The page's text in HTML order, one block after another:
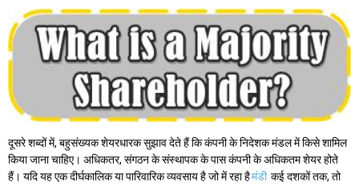
दूसरे शब्दों में, बहुसंख्यक शेयरधारक सुझाव देते हैं कि कंपनी के निदेशक मंडल में किसे शामिल
किया जाना चाहिए। अधिकतर, संगठन के संस्थापक के पास कंपनी के अधिकतम शेयर होते
हैं। यदि यह एक दीर्घकालिक या पारिवारिक व्यवसाय है जो में रहा हैमंडी कई दशकों तक, तो